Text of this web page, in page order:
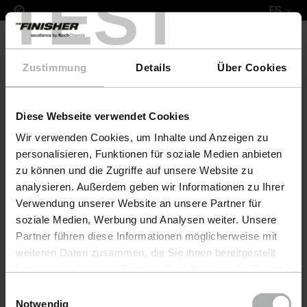
TEST
Zustimmung Details Über Cookies
Diese Webseite verwendet Cookies
Wir verwenden Cookies, um Inhalte und Anzeigen zu
personalisieren, Funktionen für soziale Medien anbieten
zu können und die Zugriffe auf unsere Website zu
analysieren. Außerdem geben wir Informationen zu Ihrer
Verwendung unserer Website an unsere Partner für
soziale Medien, Werbung und Analysen weiter. Unsere
Partner führen diese Informationen möglicherweise mit
weiteren Daten zusammen, die Sie ihnen bereitgestellt
Einstellungen zu den Cookies finden Sie unter
Notwendig
ES
Leather Fresh Set XS Mobitec